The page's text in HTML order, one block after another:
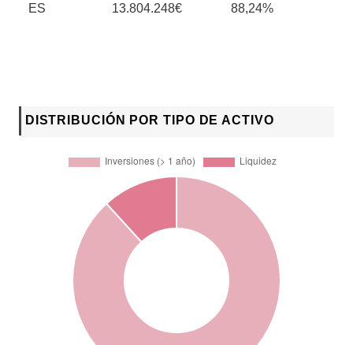
ES 13.804.248€ 88,24%
DISTRIBUCIÓN POR TIPO DE ACTIVO